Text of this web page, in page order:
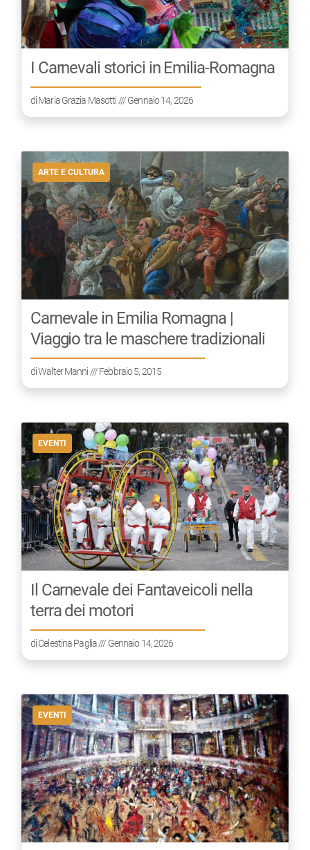
I Carnevali storici in Emilia-Romagna
diMaria Grazia Masotti /// Gennaio 14, 2026
ARTE E CULTURA
Carnevale in Emilia Romagna |
Viaggio tra le maschere tradizionali
diWalter Manni/// Febbraio 5, 2015
EVENTI
Il Carnevale dei Fantaveicoli nella
terra dei motori
diCelestina Paglia/// Gennaio 14, 2026
EVENTI